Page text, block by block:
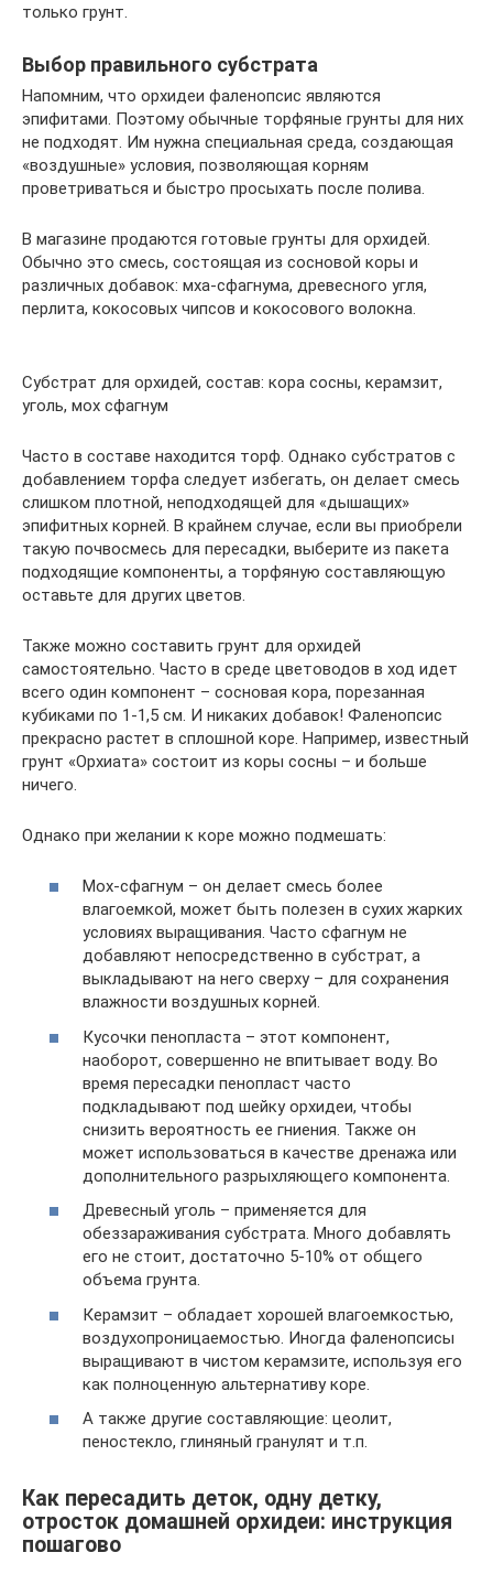
только грунт.
Выбор правильного субстрата
Напомним, что орхидеи фаленопсис являются
эпифитами. Поэтому обычные торфяные грунты для них
не подходят. Им нужна специальная среда, создающая
«воздушные» условия, позволяющая корням
проветриваться и быстро просыхать после полива.
В магазине продаются готовые грунты для орхидей.
Обычно это смесь, состоящая из сосновой коры и
различных добавок: мха-сфагнума, древесного угля,
перлита, кокосовых чипсов и кокосового волокна.
Субстрат для орхидей, состав: кора сосны, керамзит,
уголь, мох сфагнум
Часто в составе находится торф. Однако субстратов с
добавлением торфа следует избегать, он делает смесь
слишком плотной, неподходящей для «дышащих»
эпифитных корней. В крайнем случае, если вы приобрели
такую почвосмесь для пересадки, выберите из пакета
подходящие компоненты, а торфяную составляющую
оставьте для других цветов.
Также можно составить грунт для орхидей
самостоятельно. Часто в среде цветоводов в ход идет
всего один компонент – сосновая кора, порезанная
кубиками по 1-1,5 см. И никаких добавок! Фаленопсис
прекрасно растет в сплошной коре. Например, известный
грунт «Орхиата» состоит из коры сосны – и больше
ничего.
Однако при желании к коре можно подмешать:
Мох-сфагнум – он делает смесь более
влагоемкой, может быть полезен в сухих жарких
условиях выращивания. Часто сфагнум не
добавляют непосредственно в субстрат, а
выкладывают на него сверху – для сохранения
влажности воздушных корней.
Кусочки пенопласта – этот компонент,
наоборот, совершенно не впитывает воду. Во
время пересадки пенопласт часто
подкладывают под шейку орхидеи, чтобы
снизить вероятность ее гниения. Также он
может использоваться в качестве дренажа или
дополнительного разрыхляющего компонента.
Древесный уголь – применяется для
обеззараживания субстрата. Много добавлять
его не стоит, достаточно 5-10% от общего
объема грунта.
Керамзит – обладает хорошей влагоемкостью,
воздухопроницаемостью. Иногда фаленопсисы
выращивают в чистом керамзите, используя его
как полноценную альтернативу коре.
А также другие составляющие: цеолит,
пеностекло, глиняный гранулят и т.п.
Как пересадить деток, одну детку,
отросток домашней орхидеи: инструкция
пошагово